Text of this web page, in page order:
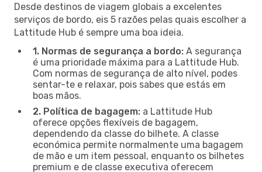
Desde destinos de viagem globais a excelentes
serviços de bordo, eis 5 razões pelas quais escolher a
Lattitude Hub é sempre uma boa ideia.
1. Normas de segurança a bordo: A segurança
é uma prioridade máxima para a Lattitude Hub.
Com normas de segurança de alto nível, podes
sentar-te e relaxar, pois sabes que estás em
boas mãos.
2. Política de bagagem: a Lattitude Hub
oferece opções flexíveis de bagagem,
dependendo da classe do bilhete. A classe
económica permite normalmente uma bagagem
de mão e um item pessoal, enquanto os bilhetes
premium e de classe executiva oferecem